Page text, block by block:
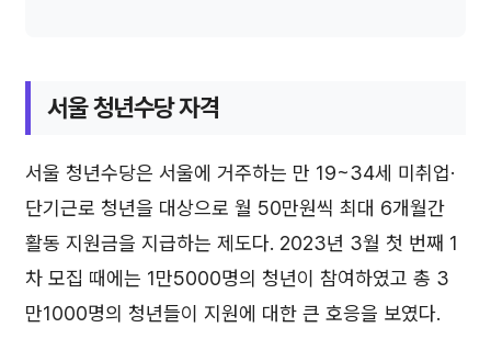
서울 청년수당 자격
서울 청년수당은 서울에 거주하는 만 19~34세 미취업·
단기근로 청년을 대상으로 월 50만원씩 최대 6개월간
활동 지원금을 지급하는 제도다. 2023년 3월 첫 번째 1
차 모집 때에는 1만5000명의 청년이 참여하였고 총 3
만1000명의 청년들이 지원에 대한 큰 호응을 보였다.